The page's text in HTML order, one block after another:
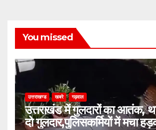
You missed
उत्तराखण्ड खबरे गढ़वाल
उत्तराखंड में गुलदारों का आतंक,
दो गुलदार,पुलिसकर्मियों में मचा